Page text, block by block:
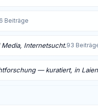
Beiträge
Internetsucht.93
— kuratiert, in